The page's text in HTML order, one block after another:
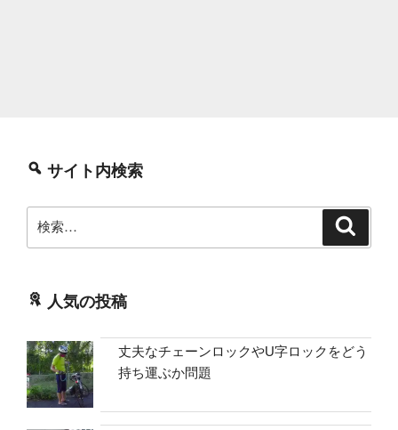
サイト内検索
索:
人気の投稿
丈夫なチェーンロックやU字ロックをどう
持ち運ぶか問題